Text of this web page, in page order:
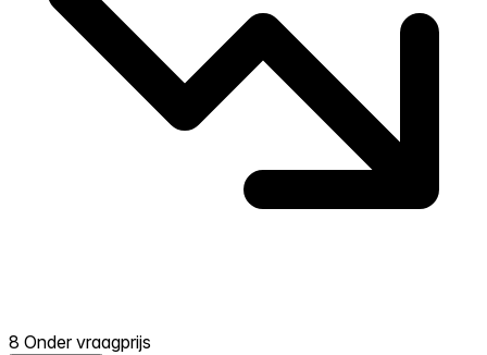
8 Onder vraagprijs